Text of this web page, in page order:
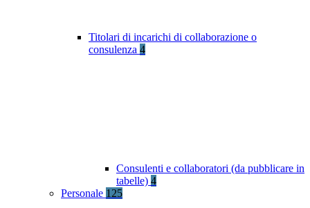
Titolari di incarichi di collaborazione o
consulenza 4
Consulenti e collaboratori (da pubblicare in
tabelle) 4
Personale 125